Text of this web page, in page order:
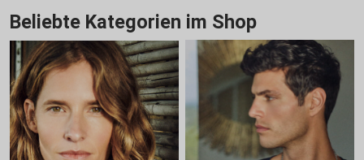
Beliebte Kategorien im Shop